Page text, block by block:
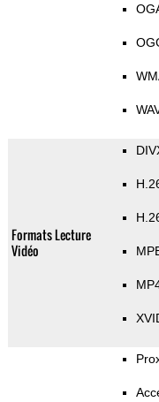
Formats Lecture
Vidéo